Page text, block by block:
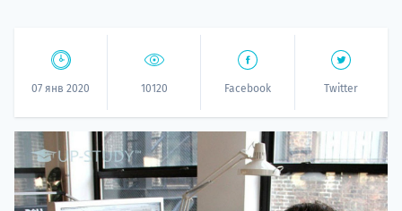
07 янв 2020 10120 Facebook Twitter